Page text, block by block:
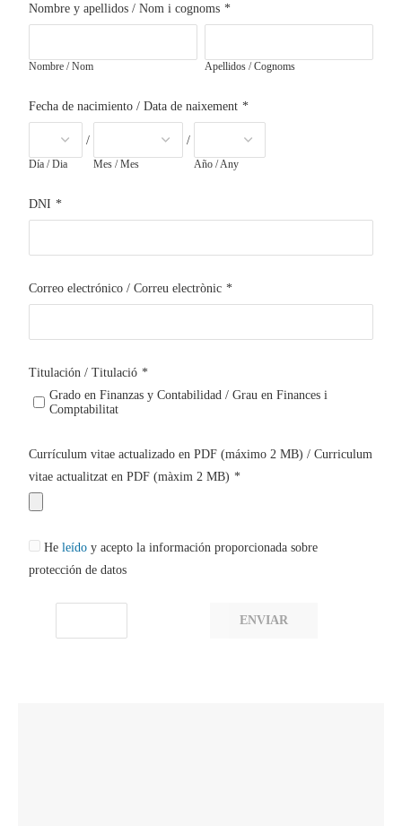
Nombre y apellidos / Nom i cognoms *
Nombre / Nom Apellidos / Cognoms
Fecha de nacimiento / Data de naixement *
Día / Dia
/
Mes / Mes
/
Año / Any
DNI *
Correo electrónico / Correu electrònic *
Titulación / Titulació *
Grado en Finanzas y Contabilidad / Grau en Finances i
Comptabilitat
Currículum vitae actualizado en PDF (máximo 2 MB) / Curriculum
vitae actualitzat en PDF (màxim 2 MB) *
He leído y acepto la información proporcionada sobre
protección de datos
ENVIAR